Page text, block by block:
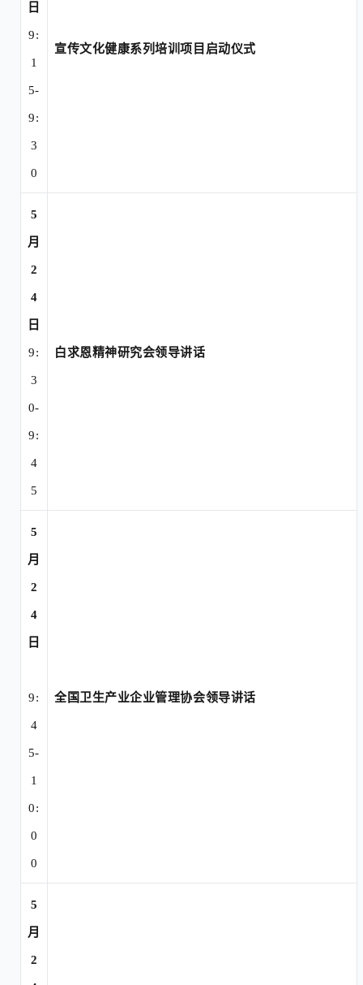
日
9:
1
5-
9:
3
0
宣传文化健康系列培训项目启动仪式
5
月
2
4
日
9:
3
0-
9:
4
5
白求恩精神研究会领导讲话
5
月
2
4
日
9:
4
5-
1
0:
0
0
全国卫生产业企业管理协会领导讲话
5
月
2